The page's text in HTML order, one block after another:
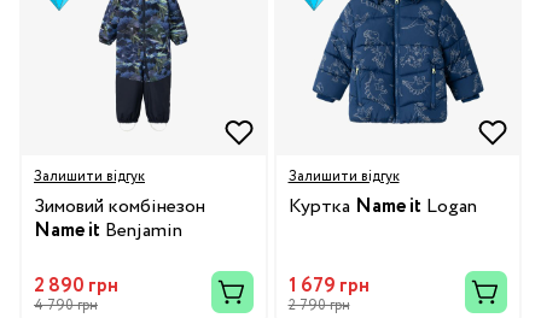
Залишити відгук
Зимовий комбінезон
Name it Benjamin
2 890 грн
4 790 грн
Залишити відгук
Куртка Name it Logan
1 679 грн
2 790 грн